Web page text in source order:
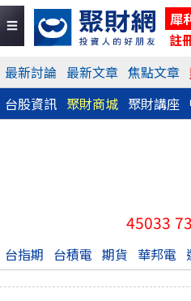
犀
註
最新討論 最新文章 焦點文章
台股資訊 聚財商城 聚財講座
45033
台指期 台積電 期貨 華邦電